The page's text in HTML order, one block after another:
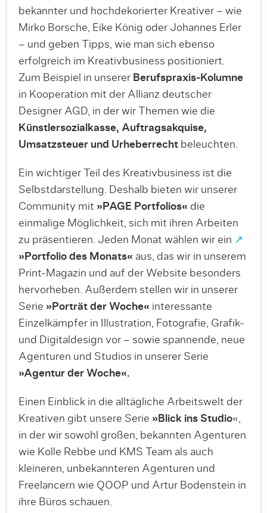
bekannter und hochdekorierter Kreativer – wie
Mirko Borsche, Eike König oder Johannes Erler
– und geben Tipps, wie man sich ebenso
erfolgreich im Kreativbusiness positioniert.
Zum Beispiel in unserer Berufspraxis-Kolumne
in Kooperation mit der Allianz deutscher
Designer AGD, in der wir Themen wie die
Künstlersozialkasse, Auftragsakquise,
Umsatzsteuer und Urheberrecht beleuchten.
Ein wichtiger Teil des Kreativbusiness ist die
Selbstdarstellung. Deshalb bieten wir unserer
Community mit »PAGE Portfolios« die
einmalige Möglichkeit, sich mit ihren Arbeiten
zu präsentieren. Jeden Monat wählen wir ein ↗
»Portfolio des Monats« aus, das wir in unserem
Print-Magazin und auf der Website besonders
hervorheben. Außerdem stellen wir in unserer
Serie »Porträt der Woche« interessante
Einzelkämpfer in Illustration, Fotografie, Grafik-
und Digitaldesign vor – sowie spannende, neue
Agenturen und Studios in unserer Serie
»Agentur der Woche«.
Einen Einblick in die alltägliche Arbeitswelt der
Kreativen gibt unsere Serie »Blick ins Studio«,
in der wir sowohl großen, bekannten Agenturen
wie Kolle Rebbe und KMS Team als auch
kleineren, unbekannteren Agenturen und
Freelancern wie QOOP und Artur Bodenstein in
ihre Büros schauen.